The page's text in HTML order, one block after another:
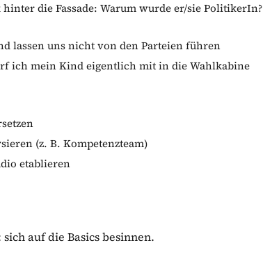
die Fassade: Warum wurde er/sie PolitikerIn?
lassen uns nicht von den Parteien führen
ich mein Kind eigentlich mit in die Wahlkabine
(z. B. Kompetenzteam)
etablieren
auf die Basics besinnen.